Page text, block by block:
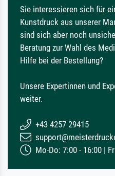
Sie interessieren sich für
Kunstdruck aus unserer
sind sich aber noch
Beratung zur Wahl des
Hilfe bei der Bestellung?
Unsere Expertinnen und
weiter.
+43 4257 29415
Mo-Do: 7:00 - 16:00 |